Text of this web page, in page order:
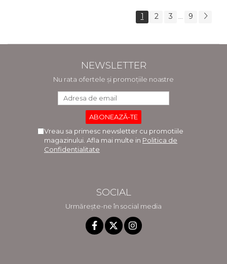
1 2 3 ... 9
NEWSLETTER
Nu rata ofertele și promoțiile noastre
Vreau sa primesc newsletter cu promotiile
magazinului. Afla mai multe in Politica de
Confidentialitate
SOCIAL
Urmărește-ne în social media